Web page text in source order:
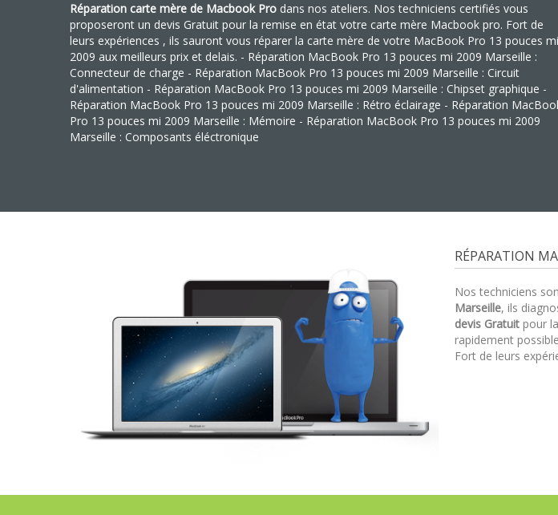
Réparation carte mère de Macbook Pro dans nos ateliers. Nos techniciens certifiés vous
proposeront un devis Gratuit pour la remise en état votre carte mère Macbook pro. Fort de
leurs expériences , ils sauront vous réparer la carte mère de votre MacBook Pro 13 pouces mi
2009 aux meilleurs prix et delais. - Réparation MacBook Pro 13 pouces mi 2009 Marseille :
Connecteur de charge - Réparation MacBook Pro 13 pouces mi 2009 Marseille : Circuit
d'alimentation - Réparation MacBook Pro 13 pouces mi 2009 Marseille : Chipset graphique -
Réparation MacBook Pro 13 pouces mi 2009 Marseille : Rétro éclairage - Réparation
Pro 13 pouces mi 2009 Marseille : Mémoire - Réparation MacBook Pro 13 pouces mi 2009
Marseille : Composants éléctronique
RÉPARATION
Nos techniciens
Marseille, ils
devis Gratuit pour
rapidement
Fort de leurs